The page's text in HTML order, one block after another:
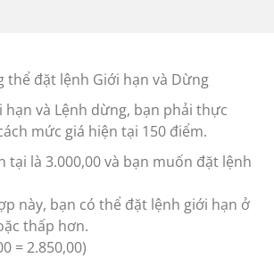
thể đặt lệnh Giới hạn và Dừng
hạn và Lệnh dừng, bạn phải thực
mức giá hiện tại 150 điểm.
tại là 3.000,00 và bạn muốn đặt lệnh
này, bạn có thể đặt lệnh giới hạn ở
thấp hơn.
= 2.850,00)